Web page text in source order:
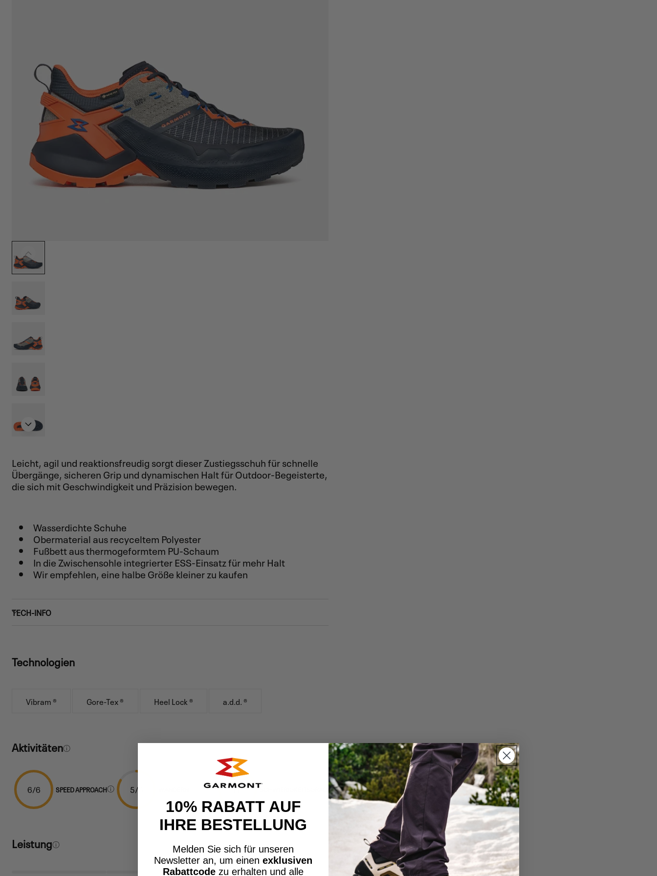
Leicht, agil und reaktionsfreudig sorgt dieser Zustiegsschuh für schnelle
Übergänge, sicheren Grip und dynamischen Halt für Outdoor-Begeisterte,
die sich mit Geschwindigkeit und Präzision bewegen.
Wasserdichte Schuhe
Obermaterial aus recyceltem Polyester
Fußbett aus thermogeformtem PU-Schaum
In die Zwischensohle integrierter ESS-Einsatz für mehr Halt
Wir empfehlen, eine halbe Größe kleiner zu kaufen
TECH-INFO
Technologien
Vibram ® Gore-Tex ® Heel Lock ® a.d.d. ®
Aktivitäten
6/6 SPEED APPROACH 5/6 EE
Leistung
10% RABATT AUF
IHRE BESTELLUNG
Melden Sie sich für unseren
Newsletter an, um einen exklusiven
Rabattcode zu erhalten und alle